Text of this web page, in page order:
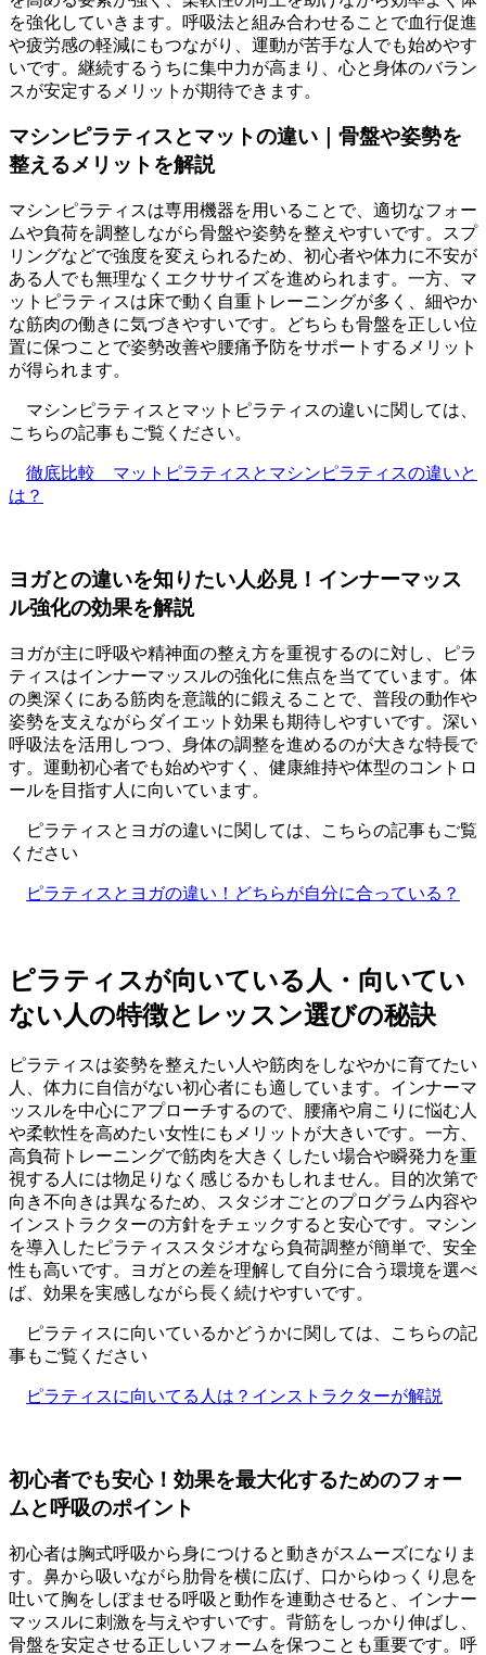
を強化していきます。呼吸法と組み合わせることで血行促進
や疲労感の軽減にもつながり、運動が苦手な人でも始めやす
いです。継続するうちに集中力が高まり、心と身体のバラン
スが安定するメリットが期待できます。
マシンピラティスとマットの違い｜骨盤や姿勢を
整えるメリットを解説
マシンピラティスは専用機器を用いることで、適切なフォー
ムや負荷を調整しながら骨盤や姿勢を整えやすいです。スプ
リングなどで強度を変えられるため、初心者や体力に不安が
ある人でも無理なくエクササイズを進められます。一方、マ
ットピラティスは床で動く自重トレーニングが多く、細やか
な筋肉の働きに気づきやすいです。どちらも骨盤を正しい位
置に保つことで姿勢改善や腰痛予防をサポートするメリット
が得られます。
マシンピラティスとマットピラティスの違いに関しては、
こちらの記事もご覧ください。
徹底比較 マットピラティスとマシンピラティスの違いと
は？
ヨガとの違いを知りたい人必見！インナーマッス
ル強化の効果を解説
ヨガが主に呼吸や精神面の整え方を重視するのに対し、ピラ
ティスはインナーマッスルの強化に焦点を当てています。体
の奥深くにある筋肉を意識的に鍛えることで、普段の動作や
姿勢を支えながらダイエット効果も期待しやすいです。深い
呼吸法を活用しつつ、身体の調整を進めるのが大きな特長で
す。運動初心者でも始めやすく、健康維持や体型のコントロ
ールを目指す人に向いています。
ピラティスとヨガの違いに関しては、こちらの記事もご覧
ください
ピラティスとヨガの違い！どちらが自分に合っている？
ピラティスが向いている人・向いてい
ない人の特徴とレッスン選びの秘訣
ピラティスは姿勢を整えたい人や筋肉をしなやかに育てたい
人、体力に自信がない初心者にも適しています。インナーマ
ッスルを中心にアプローチするので、腰痛や肩こりに悩む人
や柔軟性を高めたい女性にもメリットが大きいです。一方、
高負荷トレーニングで筋肉を大きくしたい場合や瞬発力を重
視する人には物足りなく感じるかもしれません。目的次第で
向き不向きは異なるため、スタジオごとのプログラム内容や
インストラクターの方針をチェックすると安心です。マシン
を導入したピラティススタジオなら負荷調整が簡単で、安全
性も高いです。ヨガとの差を理解して自分に合う環境を選べ
ば、効果を実感しながら長く続けやすいです。
ピラティスに向いているかどうかに関しては、こちらの記
事もご覧ください
ピラティスに向いてる人は？インストラクターが解説
初心者でも安心！効果を最大化するためのフォー
ムと呼吸のポイント
初心者は胸式呼吸から身につけると動きがスムーズになりま
す。鼻から吸いながら肋骨を横に広げ、口からゆっくり息を
吐いて胸をしぼませる呼吸と動作を連動させると、インナー
マッスルに刺激を与えやすいです。背筋をしっかり伸ばし、
骨盤を安定させる正しいフォームを保つことも重要です。呼